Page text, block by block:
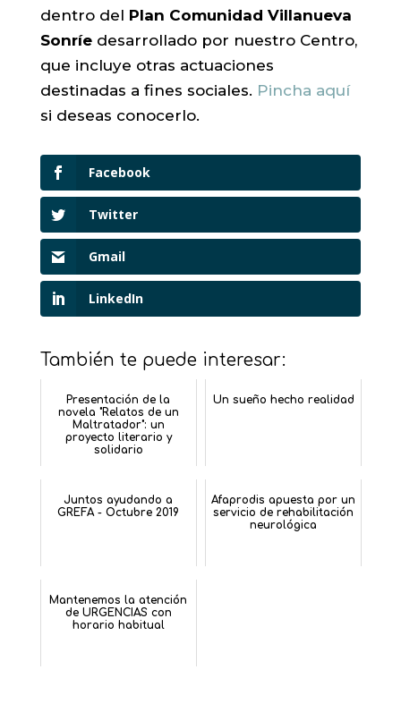
dentro del Plan Comunidad Villanueva
Sonríedesarrollado por nuestro Centro,
que incluye otras actuaciones
destinadas a fines sociales. Pincha aquí
si deseas conocerlo.
Facebook
Twitter
Gmail
LinkedIn
También te puede interesar:
Presentación de la
novela "Relatos de un
Maltratador": un
proyecto literario y
solidario
Un sueño hecho realidad
Juntos ayudando a
GREFA - Octubre 2019
Afaprodis apuesta por un
servicio de rehabilitación
neurológica
Mantenemos la atención
de URGENCIAS con
horario habitual